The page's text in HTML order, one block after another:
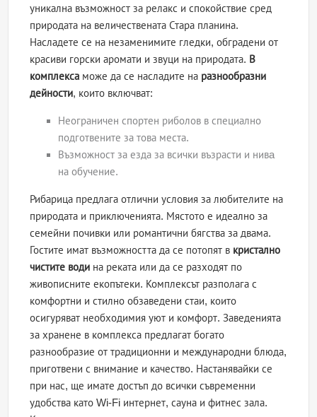
уникална възможност за релакс и спокойствие сред
природата на величествената Стара планина.
Насладете се на незаменимите гледки, обградени от
красиви горски аромати и звуци на природата. В
комплекса може да се насладите на разнообразни
дейности, които включват:
Неограничен спортен риболов в специално
подготвените за това места.
Възможност за езда за всички възрасти и нивa
на обучение.
Рибарица предлага отлични условия за любителите на
природата и приключенията. Мястото е идеално за
семейни почивки или романтични бягства за двама.
Гостите имат възможността да се потопят в кристално
чистите води на реката или да се разходят по
живописните екопътеки. Комплексът разполага с
комфортни и стилно обзаведени стаи, които
осигуряват необходимия уют и комфорт. Заведенията
за хранене в комплекса предлагат богато
разнообразие от традиционни и международни блюда,
приготвени с внимание и качество. Настанявайки се
при нас, ще имате достъп до всички съвременни
удобства като Wi-Fi интернет, сауна и фитнес зала.